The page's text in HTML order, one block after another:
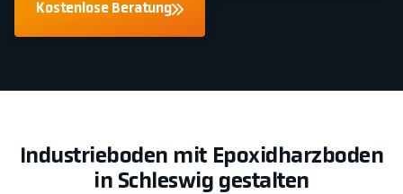
Kostenlose Beratung
Industrieboden mit Epoxidharzboden
in Schleswig gestalten